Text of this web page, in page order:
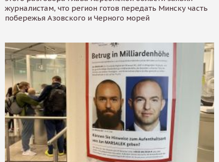
журналистам, что регион готов передать Минску часть
побережья Азовского и Черного морей